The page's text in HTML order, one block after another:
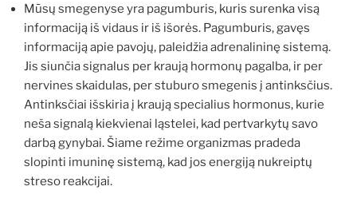
Mūsų smegenyse yra pagumburis, kuris surenka visą
informaciją iš vidaus ir iš išorės. Pagumburis, gavęs
informaciją apie pavojų, paleidžia adrenalininę sistemą.
Jis siunčia signalus per kraują hormonų pagalba, ir per
nervines skaidulas, per stuburo smegenis į antinksčius.
Antinksčiai išskiria į kraują specialius hormonus, kurie
neša signalą kiekvienai ląstelei, kad pertvarkytų savo
darbą gynybai. Šiame režime organizmas pradeda
slopinti imuninę sistemą, kad jos energiją nukreiptų
streso reakcijai.